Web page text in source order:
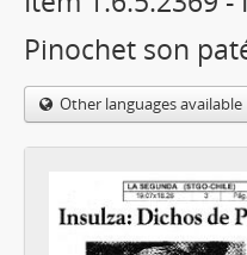
Pinochet son
Other languages available